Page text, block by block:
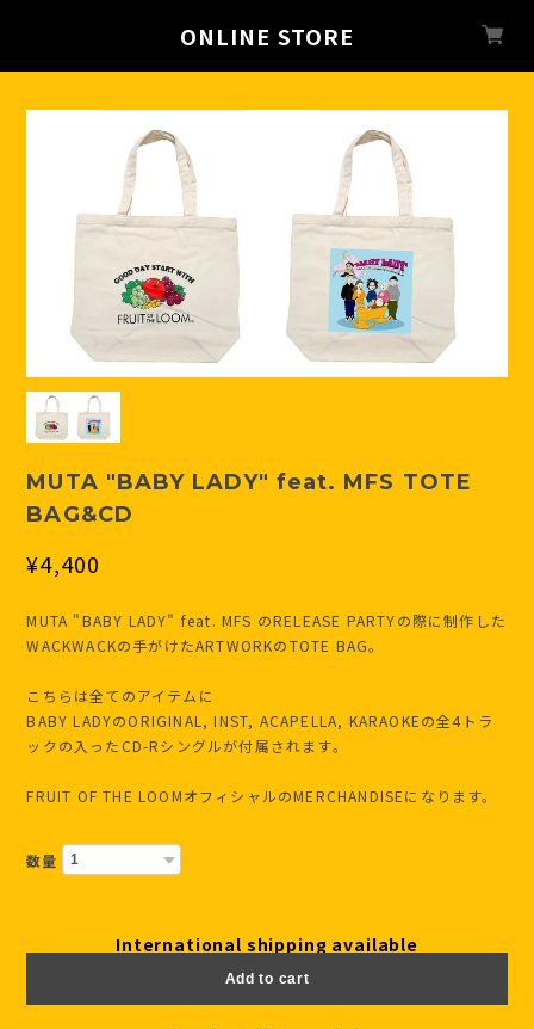
ONLINE STORE
MUTA "BABY LADY" feat. MFS TOTE
BAG&CD
¥4,400
MUTA "BABY LADY" feat. MFS のRELEASE PARTYの際に制作した
WACKWACKの手がけたARTWORKのTOTE BAG。
こちらは全てのアイテムに
BABY LADYのORIGINAL, INST, ACAPELLA, KARAOKEの全4トラ
ックの入ったCD-Rシングルが付属されます。
FRUIT OF THE LOOMオフィシャルのMERCHANDISEになります。
数量
International shipping available
Add to cart